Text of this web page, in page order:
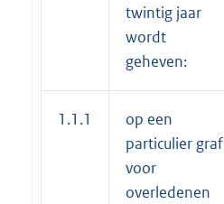
twintig jaar
wordt
geheven:
1.1.1
op een
particulier graf
voor
overledenen